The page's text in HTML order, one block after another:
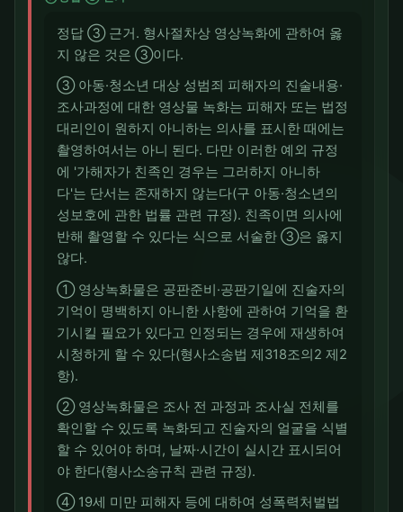
정답 ③ 근거. 형사절차상 영상녹화에 관하여 옳
지 않은 것은 ③이다.
③ 아동·청소년 대상 성범죄 피해자의 진술내용·
조사과정에 대한 영상물 녹화는 피해자 또는 법정
대리인이 원하지 아니하는 의사를 표시한 때에는
촬영하여서는 아니 된다. 다만 이러한 예외 규정
에 '가해자가 친족인 경우는 그러하지 아니하
다'는 단서는 존재하지 않는다(구 아동·청소년의
성보호에 관한 법률 관련 규정). 친족이면 의사에
반해 촬영할 수 있다는 식으로 서술한 ③은 옳지
않다.
① 영상녹화물은 공판준비·공판기일에 진술자의
기억이 명백하지 아니한 사항에 관하여 기억을 환
기시킬 필요가 있다고 인정되는 경우에 재생하여
시청하게 할 수 있다(형사소송법 제318조의2 제2
항).
② 영상녹화물은 조사 전 과정과 조사실 전체를
확인할 수 있도록 녹화되고 진술자의 얼굴을 식별
할 수 있어야 하며, 날짜·시간이 실시간 표시되어
야 한다(형사소송규칙 관련 규정).
④ 19세 미만 피해자 등에 대하여 성폭력처벌법